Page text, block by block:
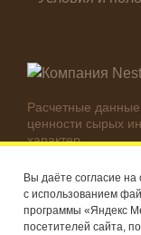
Расчетные
ценности сырых
характер.
используемых
© Компания Nestlé,
®
Вы даёте согласие
с использованием
программы «Яндекс
посетителей сайта,